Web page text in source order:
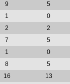
9
5
1
0
2
2
7
5
1
0
8
5
16
13